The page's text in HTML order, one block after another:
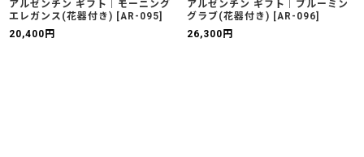
アルゼンチン ギフト｜モーニング
エレガンス(花器付き) [AR-095]
20,400 円
アルゼンチン ギフト｜ブルーミン
グラブ(花器付き) [AR-096]
26,300 円